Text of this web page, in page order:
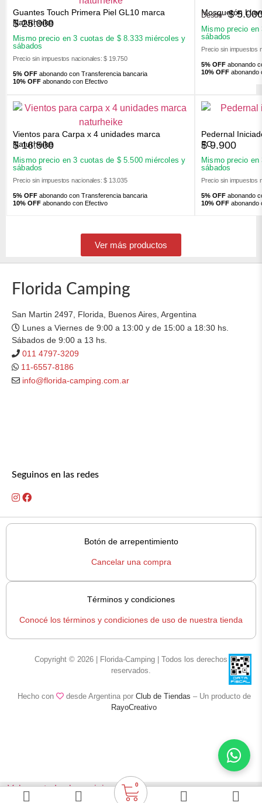
Guantes Touch Primera Piel GL10 marca
Naturheike
$25.000
Mismo precio en 3 cuotas de $8.333 miércoles y
sábados
Precio sin impuestos nacionales: $ 19.750
5% OFF abonando con Transferencia bancaria
10% OFF abonando con Efectivo
Mosquetón
Desde $
Mismo precio
sábados
Precio sin impuestos
5% OFF abonando
10% OFF abonando
Vientos para Carpa x 4 unidades marca
Naturheike
$16.500
Mismo precio en 3 cuotas de $5.500 miércoles y
sábados
Precio sin impuestos nacionales: $ 13.035
5% OFF abonando con Transferencia bancaria
10% OFF abonando con Efectivo
Pedernal
FC
$9.900
Mismo precio
sábados
Precio sin impuestos
5% OFF abonando
10% OFF abonando
Ver más productos
0
Florida Camping
San Martin 2497, Florida, Buenos Aires, Argentina
Lunes a Viernes de 9:00 a 13:00 y de 15:00 a 18:30 hs.
Sábados de 9:00 a 13 hs.
011 4797-3209
11-6557-8186
info@florida-camping.com.ar
Seguinos en las redes
Botón de arrepentimiento
Cancelar una compra
Términos y condiciones
Conocé los términos y condiciones de uso de nuestra tienda
Copyright © 2026 | Florida-Camping | Todos los derechos
reservados.
Hecho con desde Argentina por Club de Tiendas – Un producto de
RayoCreativo
< Volver a todas las opiniones